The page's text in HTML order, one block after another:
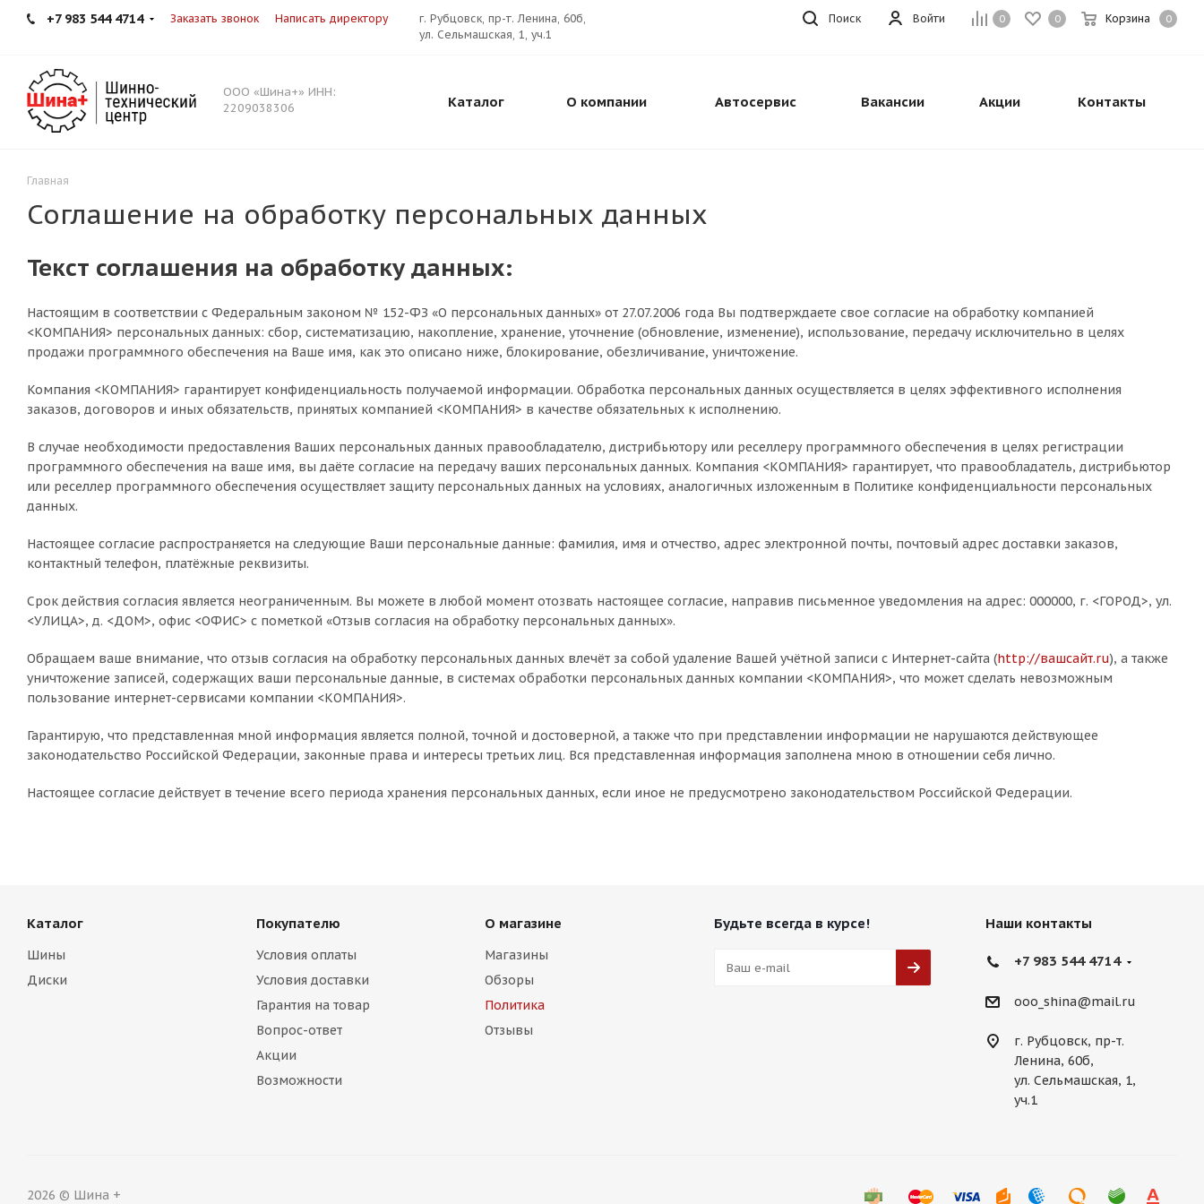
+7 983 544 4714 Заказать звонок Написать директору 0 0 Корзина 0
Войти
г. Рубцовск, пр-т. Ленина, 60б,
ул. Сельмашская, 1, уч.1
Поиск
ООО «Шина+» ИНН:
2209038306
Каталог О компании Автосервис Вакансии Акции Контакты
Главная
Соглашение на обработку персональных данных
Текст соглашения на обработку данных:
Настоящим в соответствии с Федеральным законом № 152-ФЗ «О персональных данных» от 27.07.2006 года Вы подтверждаете свое согласие на обработку компанией
<КОМПАНИЯ> персональных данных: сбор, систематизацию, накопление, хранение, уточнение (обновление, изменение), использование, передачу исключительно в целях
продажи программного обеспечения на Ваше имя, как это описано ниже, блокирование, обезличивание, уничтожение.
Компания <КОМПАНИЯ> гарантирует конфиденциальность получаемой информации. Обработка персональных данных осуществляется в целях эффективного исполнения
заказов, договоров и иных обязательств, принятых компанией <КОМПАНИЯ> в качестве обязательных к исполнению.
В случае необходимости предоставления Ваших персональных данных правообладателю, дистрибьютору или реселлеру программного обеспечения в целях регистрации
программного обеспечения на ваше имя, вы даёте согласие на передачу ваших персональных данных. Компания <КОМПАНИЯ> гарантирует, что правообладатель, дистрибьютор
или реселлер программного обеспечения осуществляет защиту персональных данных на условиях, аналогичных изложенным в Политике конфиденциальности персональных
данных.
Настоящее согласие распространяется на следующие Ваши персональные данные: фамилия, имя и отчество, адрес электронной почты, почтовый адрес доставки заказов,
контактный телефон, платёжные реквизиты.
Срок действия согласия является неограниченным. Вы можете в любой момент отозвать настоящее согласие, направив письменное уведомления на адрес: 000000, г. <ГОРОД>, ул.
<УЛИЦА>, д. <ДОМ>, офис <ОФИС> с пометкой «Отзыв согласия на обработку персональных данных».
Обращаем ваше внимание, что отзыв согласия на обработку персональных данных влечёт за собой удаление Вашей учётной записи с Интернет-сайта (http://вашсайт.ru), а также
уничтожение записей, содержащих ваши персональные данные, в системах обработки персональных данных компании <КОМПАНИЯ>, что может сделать невозможным
пользование интернет-сервисами компании <КОМПАНИЯ>.
Гарантирую, что представленная мной информация является полной, точной и достоверной, а также что при представлении информации не нарушаются действующее
законодательство Российской Федерации, законные права и интересы третьих лиц. Вся представленная информация заполнена мною в отношении себя лично.
Настоящее согласие действует в течение всего периода хранения персональных данных, если иное не предусмотрено законодательством Российской Федерации.
Каталог
Шины
Диски
Покупателю
Условия оплаты
Условия доставки
Гарантия на товар
Вопрос-ответ
Акции
Возможности
О магазине
Магазины
Обзоры
Политика
Отзывы
Будьте всегда в курсе! Наши контакты
+7 983 544 4714
ooo_shina@mail.ru
г. Рубцовск, пр-т.
Ленина, 60б,
ул. Сельмашская, 1,
уч.1
2026 © Шина +